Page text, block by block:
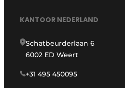
KANTOOR NEDERLAND
Schatbeurderlaan 6
6002 ED Weert
+31 495 450095